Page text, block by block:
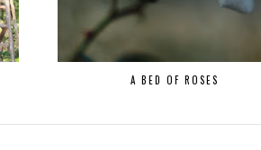
A BED OF ROSES